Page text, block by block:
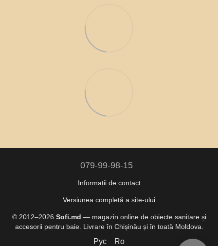
079-99-98-15
Informații de contact
Versiunea completă a site-ului
© 2012–2026 Sofi.md — magazin online de obiecte sanitare și
accesorii pentru baie. Livrare în Chișinău și în toată Moldova.
Рус Ro